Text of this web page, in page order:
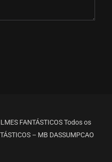
FANTÁSTICOSTodos os
– MB DASSUMPCAO